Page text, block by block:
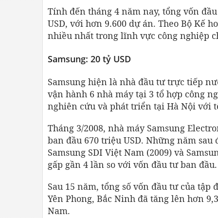
Tính đến tháng 4 năm nay, tổng vốn
USD, với hơn 9.600 dự án. Theo Bộ Kế
nhiều nhất trong lĩnh vực công nghiệp
Samsung: 20 tỷ USD
Samsung hiện là nhà đầu tư trực tiếp
vận hành 6 nhà máy tại 3 tổ hợp công
nghiên cứu và phát triển tại Hà Nội với
Tháng 3/2008, nhà máy Samsung
ban đầu 670 triệu USD. Những năm
Samsung SDI Việt Nam (2009) và
gấp gần 4 lần so với vốn đầu tư ban đầu.
Sau 15 năm, tổng số vốn đầu tư của tập
Yên Phong, Bắc Ninh đã tăng lên hơn
Nam.